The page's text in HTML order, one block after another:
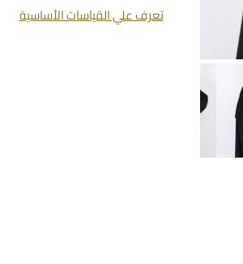
تعرف علي القياسات الأساسية